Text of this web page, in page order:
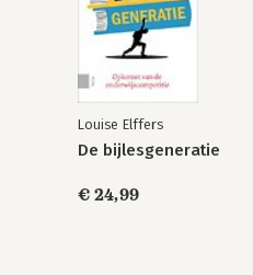
Louise Elffers
De bijlesgeneratie
€ 24,99